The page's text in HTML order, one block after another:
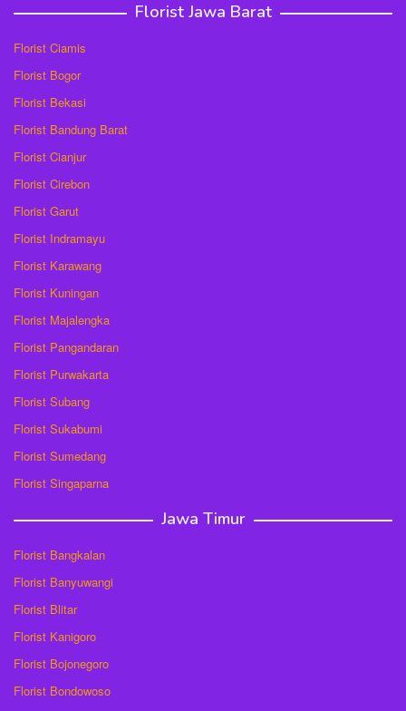
Florist Jawa Barat
Florist Ciamis
Florist Bogor
Florist Bekasi
Florist Bandung Barat
Florist Cianjur
Florist Cirebon
Florist Garut
Florist Indramayu
Florist Karawang
Florist Kuningan
Florist Majalengka
Florist Pangandaran
Florist Purwakarta
Florist Subang
Florist Sukabumi
Florist Sumedang
Florist Singaparna
Jawa Timur
Florist Bangkalan
Florist Banyuwangi
Florist Blitar
Florist Kanigoro
Florist Bojonegoro
Florist Bondowoso